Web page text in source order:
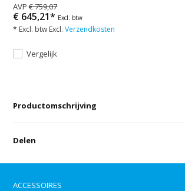
AVP€ 759,07
€ 645,21* Excl. btw
* Excl. btw Excl.Verzendkosten
Vergelijk
Productomschrijving
Delen
ACCESSOIRES